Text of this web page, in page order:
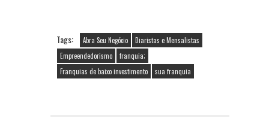
o
o
k
er l A
p
p
Tags: Abra Seu Negócio
Diaristas e Mensalistas
Empreendedorismo
franquia;
Franquias de baixo investimento
sua franquia